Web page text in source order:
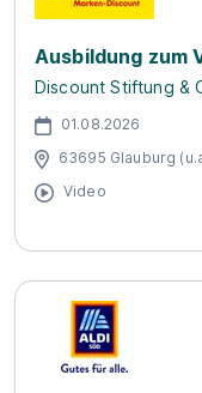
Ausbildung zum
Discount Stiftung &
01.08.2026
63695 Glauburg
Video